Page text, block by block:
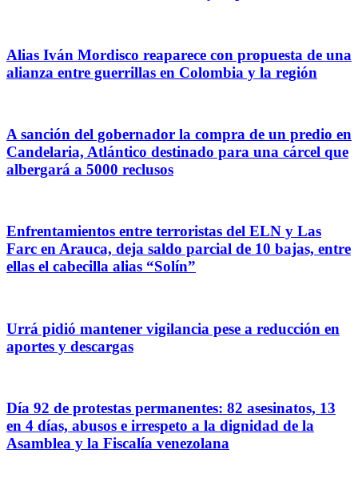
Alias Iván Mordisco reaparece con propuesta de una
alianza entre guerrillas en Colombia y la región
A sanción del gobernador la compra de un predio en
Candelaria, Atlántico destinado para una cárcel que
albergará a 5000 reclusos
Enfrentamientos entre terroristas del ELN y Las
Farc en Arauca, deja saldo parcial de 10 bajas, entre
ellas el cabecilla alias “Solín”
Urrá pidió mantener vigilancia pese a reducción en
aportes y descargas
Día 92 de protestas permanentes: 82 asesinatos, 13
en 4 días, abusos e irrespeto a la dignidad de la
Asamblea y la Fiscalía venezolana